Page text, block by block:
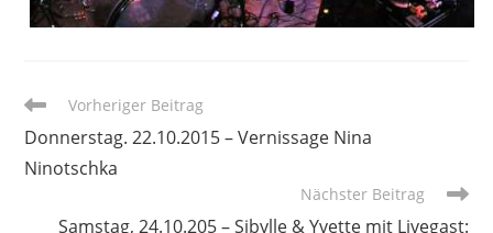
Weitere
ansehen
Vorheriger Beitrag
Donnerstag. 22.10.2015 – Vernissage Nina
Ninotschka
Nächster Beitrag
Samstag, 24.10.205 – Sibylle & Yvette mit Livegast: